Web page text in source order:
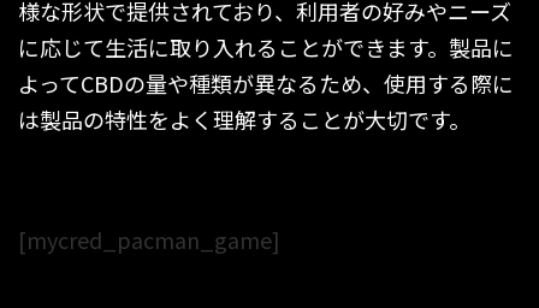
様な形状で提供されており、利用者の好みやニーズ
に応じて生活に取り入れることができます。製品に
よってCBDの量や種類が異なるため、使用する際に
は製品の特性をよく理解することが大切です。
[mycred_pacman_game]